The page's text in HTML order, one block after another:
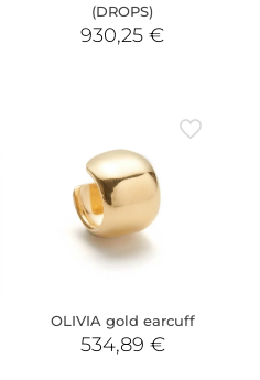
(DROPS)
930,25€
OLIVIA gold earcuff
534,89 €